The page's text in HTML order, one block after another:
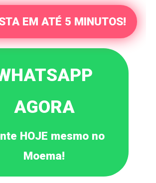
EM ATÉ 5 MINUTOS!
AGORA
HOJE mesmo no
Moema!